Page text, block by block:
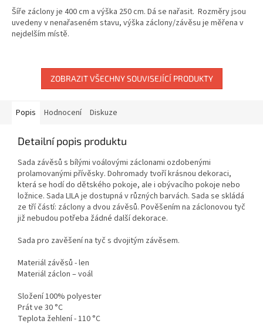
Šíře záclony je 400 cm a výška 250 cm. Dá se nařasit. Rozměry jsou
uvedeny v nenařaseném stavu, výška záclony/závěsu je měřena v
nejdelším místě.
ZOBRAZIT VŠECHNY SOUVISEJÍCÍ PRODUKTY
Popis Hodnocení Diskuze
Detailní popis produktu
Sada závěsů s bílými voálovými záclonami ozdobenými
prolamovanými přívěsky. Dohromady tvoří krásnou dekoraci,
která se hodí do dětského pokoje, ale i obývacího pokoje nebo
ložnice. Sada LILA je dostupná v různých barvách. Sada se skládá
ze tří částí: záclony a dvou závěsů. Pověšením na záclonovou tyč
již nebudou potřeba žádné další dekorace.
Sada pro zavěšení na tyč s dvojitým závěsem.
Materiál závěsů - len
Materiál záclon – voál
Složení 100% polyester
Prát ve 30 °C
Teplota žehlení - 110 °C